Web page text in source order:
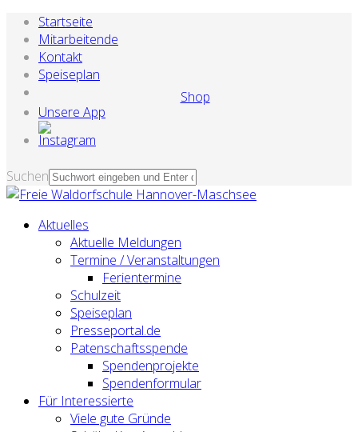
Startseite
Mitarbeitende
Kontakt
Speiseplan
Shop
Unsere App
Suchen
Aktuelles
Aktuelle Meldungen
Termine / Veranstaltungen
Ferientermine
Schulzeit
Speiseplan
Presseportal.de
Patenschaftsspende
Spendenprojekte
Spendenformular
Für Interessierte
Viele gute Gründe